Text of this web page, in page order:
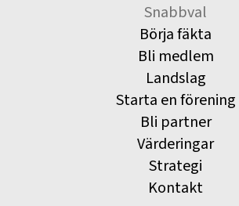
Snabbval
Börja fäkta
Bli medlem
Landslag
Starta en förening
Bli partner
Värderingar
Strategi
Kontakt